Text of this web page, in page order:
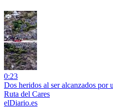
0:23
Dos heridos al ser alcanzados por
Ruta del Cares
elDiario.es